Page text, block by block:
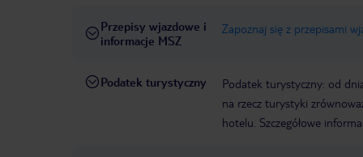
Przepisy wjazdowe i
informacje MSZ
Zapoznaj się z przepisami
Podatek turystyczny
Podatek turystyczny: od
na rzecz turystyki
hotelu. Szczegółowe